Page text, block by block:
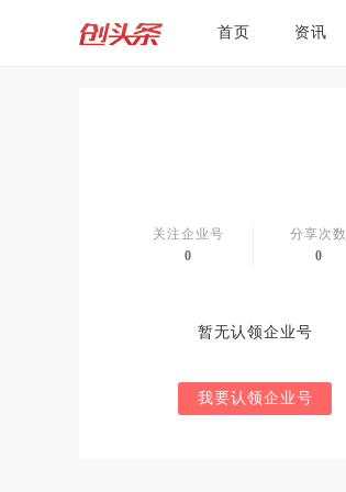
首页 资讯
关注企业号
0
分享次数
0
暂无认领企业号
我要认领企业号